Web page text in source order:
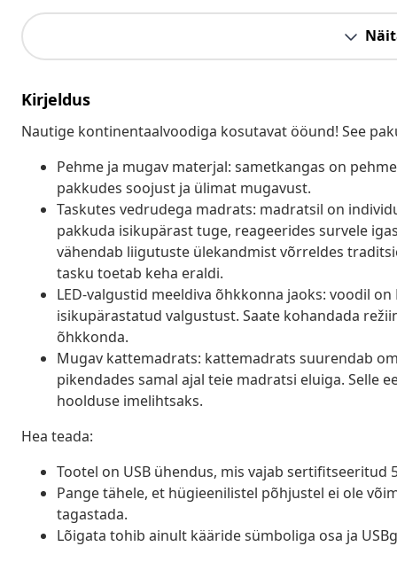
Kirjeldus
Nautige kontinentaalvoodiga kosutavat ööund! See
Pehme ja mugav materjal: sametkangas on
pakkudes soojust ja ülimat mugavust.
Taskutes vedrudega madrats: madratsil on
pakkuda isikupärast tuge, reageerides survele
vähendab liigutuste ülekandmist võrreldes
tasku toetab keha eraldi.
LED-valgustid meeldiva õhkkonna jaoks: voodil
isikupärastatud valgustust. Saate kohandada
õhkkonda.
Mugav kattemadrats: kattemadrats suurendab
pikendades samal ajal teie madratsi eluiga. Selle
hoolduse imelihtsaks.
Hea teada:
Tootel on USB ühendus, mis vajab sertifitseeritud
Pange tähele, et hügieenilistel põhjustel ei ole
tagastada.
Lõigata tohib ainult kääride sümboliga osa ja